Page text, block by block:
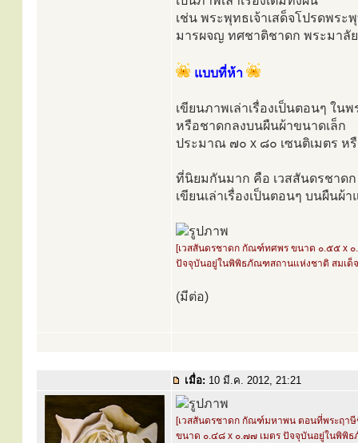
เช่น พระพุทธเจ้าเสด็จโปรดพระ
มารผจญ ทศชาติชาดก พระมาลัย
แบบที่ห้า
เขียนภาพเล่าเรื่องเป็นตอนๆ ใน
หรือชาดกลงบนผืนผ้าขนาดเล็ก
ประมาณ ๗๐ x ๘๐ เซนติเมตร ห
ที่นิยมกันมาก คือ เวสสันดรชาด
เขียนเล่าเรื่องเป็นตอนๆ บนผืนผ้
[เวสสันดรชาดก กัณฑ์ทศพร ขนาด ๐.๕๕ x ๐
ปัจจุบันอยู่ในพิพิธภัณฑสถานแห่งชาติ สมเด็
(มีต่อ)
เมื่อ: 10 มี.ค. 2012, 21:21
[เวสสันดรชาดก กัณฑ์มหาพน ตอนที่พระฤาษี
ขนาด ๐.๔๘ x ๐.๗๗ เมตร ปัจจุบันอยู่ในพิพิ